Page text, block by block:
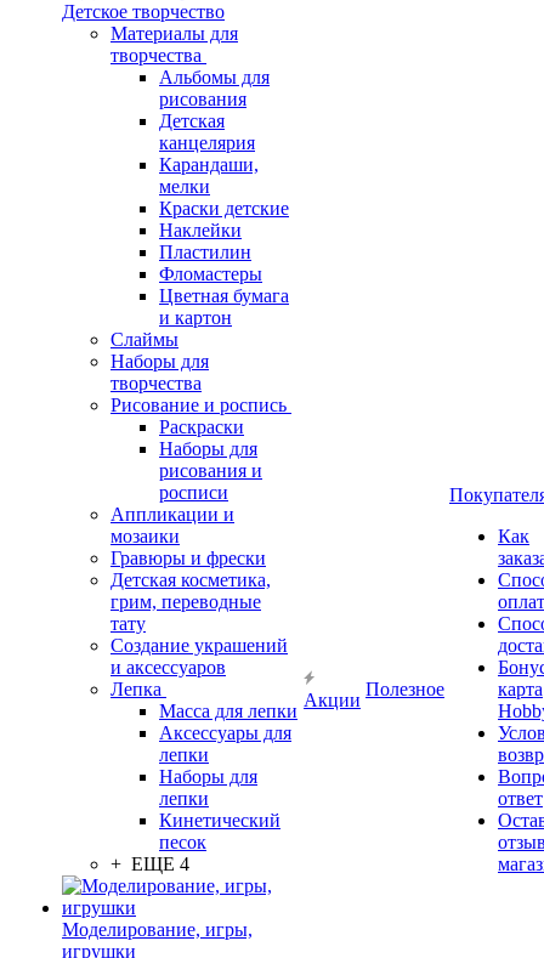
Детское творчество
Материалы для
творчества
Альбомы для
рисования
Детская
канцелярия
Карандаши,
мелки
Краски детские
Наклейки
Пластилин
Фломастеры
Цветная бумага
и картон
Слаймы
Наборы для
творчества
Рисование и роспись
Раскраски
Наборы для
рисования и
росписи
Аппликации и
мозаики
Гравюры и фрески
Детская косметика,
грим, переводные
тату
Создание украшений
и аксессуаров
Лепка
Масса для лепки
Аксессуары для
лепки
Наборы для
лепки
Кинетический
песок
+ ЕЩЕ 4
Моделирование, игры,
игрушки
Акции
Полезное
Как
карта
ответ